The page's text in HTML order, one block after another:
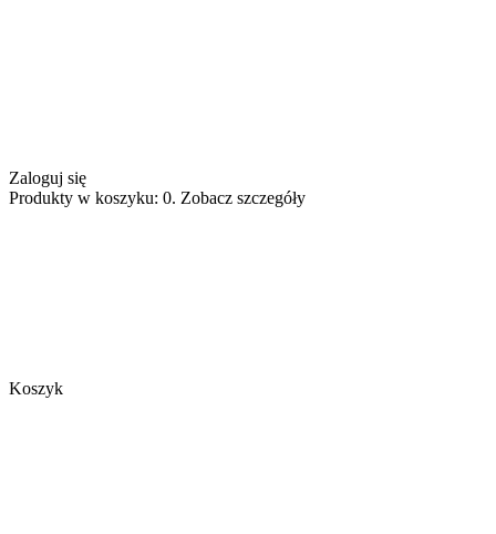
Zaloguj się
Produkty w koszyku: 0. Zobacz szczegóły
Koszyk